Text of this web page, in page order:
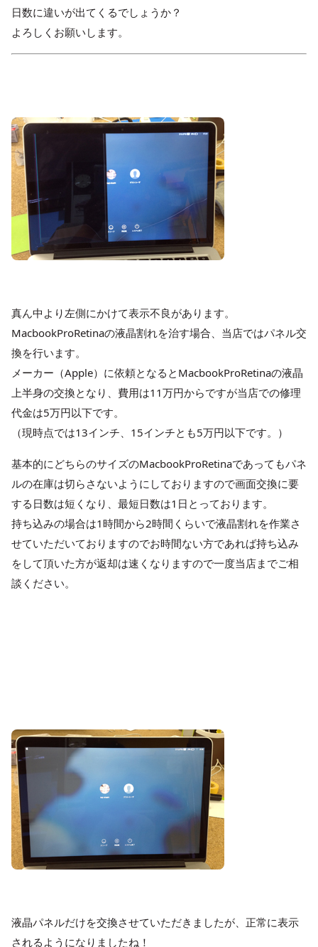
日数に違いが出てくるでしょうか？
よろしくお願いします。
真ん中より左側にかけて表示不良があります。
MacbookProRetinaの液晶割れを治す場合、当店ではパネル交
換を行います。
メーカー（Apple）に依頼となるとMacbookProRetinaの液晶
上半身の交換となり、費用は11万円からですが当店での修理
代金は5万円以下です。
（現時点では13インチ、15インチとも5万円以下です。）
基本的にどちらのサイズのMacbookProRetinaであってもパネ
ルの在庫は切らさないようにしておりますので画面交換に要
する日数は短くなり、最短日数は1日とっております。
持ち込みの場合は1時間から2時間くらいで液晶割れを作業さ
せていただいておりますのでお時間ない方であれば持ち込み
をして頂いた方が返却は速くなりますので一度当店までご相
談ください。
液晶パネルだけを交換させていただきましたが、正常に表示
されるようになりましたね！